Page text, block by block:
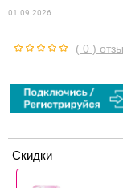
01.09.2026
( 0 )
Скидки